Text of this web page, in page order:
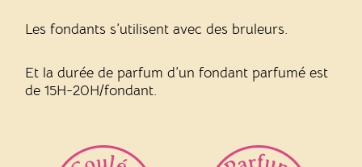
Les fondants s’utilisent avec des bruleurs.
Et la durée de parfum d’un fondant parfumé est
de 15H-20H/fondant.